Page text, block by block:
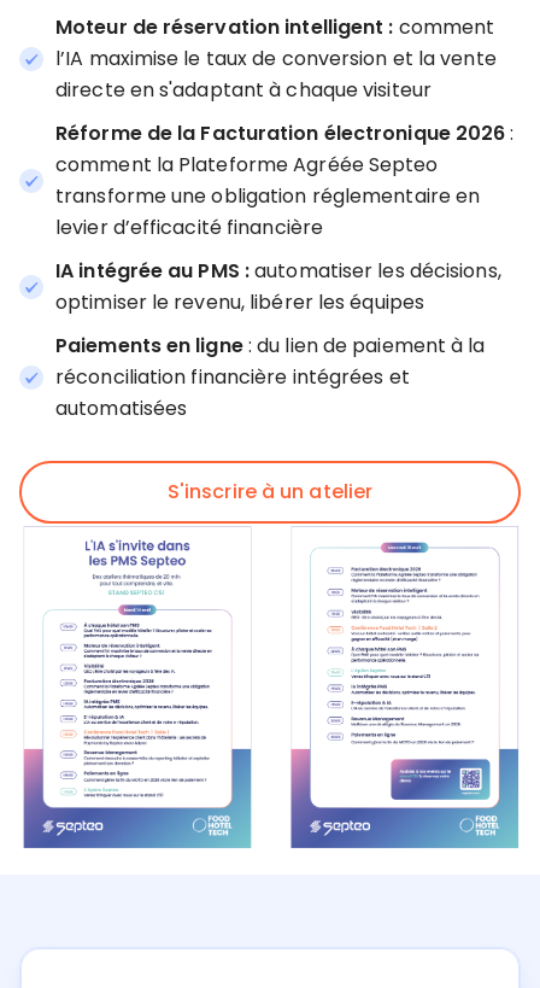
Moteur de réservation intelligent : comment
l’IA maximise le taux de conversion et la vente
directe en s'adaptant à chaque visiteur
Réforme de la Facturation électronique 2026:
comment la Plateforme Agréée Septeo
transforme une obligation réglementaire en
levier d’efficacité financière
IA intégrée au PMS :automatiser les décisions,
optimiser le revenu, libérer les équipes
Paiements en ligne: du lien de paiement à la
réconciliation financière intégrées et
automatisées
S'inscrire à un atelier